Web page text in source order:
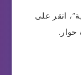
انقر على
حوار.